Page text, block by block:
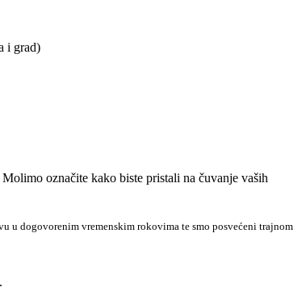
i grad)
Molimo označite kako biste pristali na čuvanje vaših
u dogovorenim vremenskim rokovima te smo posvećeni trajnom